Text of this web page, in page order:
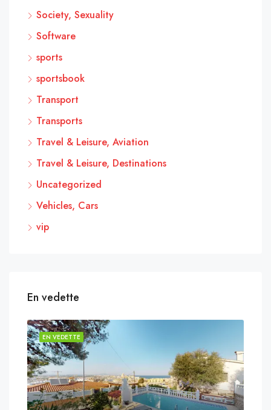
Society, Sexuality
Software
sports
sportsbook
Transport
Transports
Travel & Leisure, Aviation
Travel & Leisure, Destinations
Uncategorized
Vehicles, Cars
vip
En vedette
EN VEDETTE